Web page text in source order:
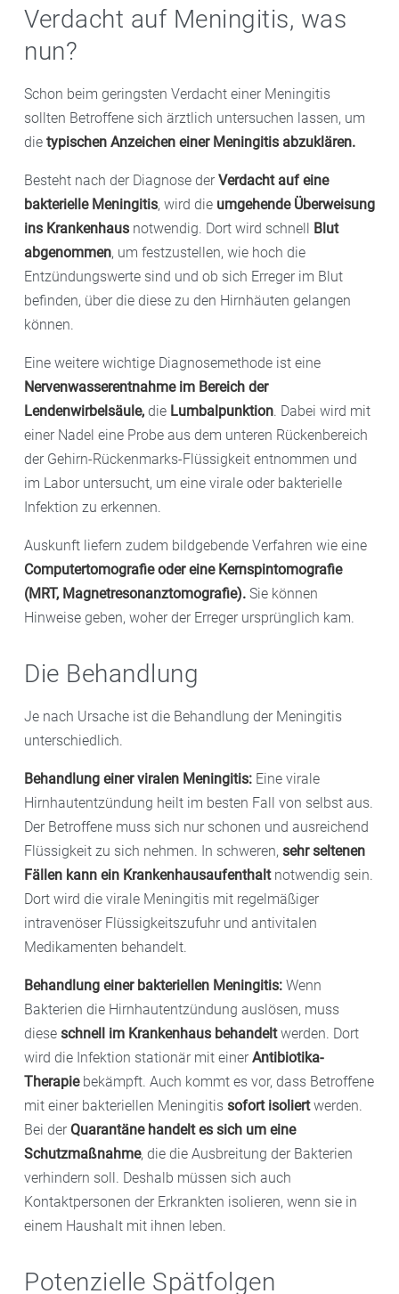
Verdacht auf Meningitis, was
nun?
Schon beim geringsten Verdacht einer Meningitis
sollten Betroffene sich ärztlich untersuchen lassen, um
die typischen Anzeichen einer Meningitis abzuklären.
Besteht nach der Diagnose der Verdacht auf eine
bakterielle Meningitis, wird die umgehende Überweisung
ins Krankenhaus notwendig. Dort wird schnell Blut
abgenommen, um festzustellen, wie hoch die
Entzündungswerte sind und ob sich Erreger im Blut
befinden, über die diese zu den Hirnhäuten gelangen
können.
Eine weitere wichtige Diagnosemethode ist eine
Nervenwasserentnahme im Bereich der
Lendenwirbelsäule, die Lumbalpunktion. Dabei wird mit
einer Nadel eine Probe aus dem unteren Rückenbereich
der Gehirn-Rückenmarks-Flüssigkeit entnommen und
im Labor untersucht, um eine virale oder bakterielle
Infektion zu erkennen.
Auskunft liefern zudem bildgebende Verfahren wie eine
Computertomografie oder eine Kernspintomografie
(MRT, Magnetresonanztomografie). Sie können
Hinweise geben, woher der Erreger ursprünglich kam.
Die Behandlung
Je nach Ursache ist die Behandlung der Meningitis
unterschiedlich.
Behandlung einer viralen Meningitis: Eine virale
Hirnhautentzündung heilt im besten Fall von selbst aus.
Der Betroffene muss sich nur schonen und ausreichend
Flüssigkeit zu sich nehmen. In schweren, sehr seltenen
Fällen kann ein Krankenhausaufenthalt notwendig sein.
Dort wird die virale Meningitis mit regelmäßiger
intravenöser Flüssigkeitszufuhr und antivitalen
Medikamenten behandelt.
Behandlung einer bakteriellen Meningitis: Wenn
Bakterien die Hirnhautentzündung auslösen, muss
diese schnell im Krankenhaus behandeltwerden. Dort
wird die Infektion stationär mit einer Antibiotika-
Therapiebekämpft. Auch kommt es vor, dass Betroffene
mit einer bakteriellen Meningitis sofort isoliertwerden.
Bei der Quarantäne handelt es sich um eine
Schutzmaßnahme, die die Ausbreitung der Bakterien
verhindern soll. Deshalb müssen sich auch
Kontaktpersonen der Erkrankten isolieren, wenn sie in
einem Haushalt mit ihnen leben.
Potenzielle Spätfolgen